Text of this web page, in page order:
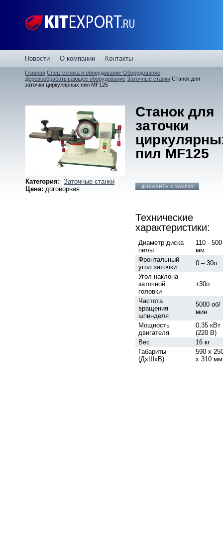
Новости О компании Контакты
Главная Спецтехника и оборудование Оборудование
Деревообрабатывающее оборудование Заточные станки Станок для
заточки циркулярных пил MF125
Категория: Заточные станки
Цена: договорная
Станок для
заточки
пил MF125
ДОБАВИТЬ К ЗАКАЗУ
Технические
характеристики:
Диаметр диска
пилы
110 - 500
мм
Фронтальный
угол заточки
0 – 30о
Угол наклона
заточной
головки
±30о
Частота
вращения
шпинделя
5000 об/
мин
Мощность
двигателя
0,35 кВт
(220 В)
Вес
16 кг
Габариты
(ДхШхВ)
590 х
х 310 мм